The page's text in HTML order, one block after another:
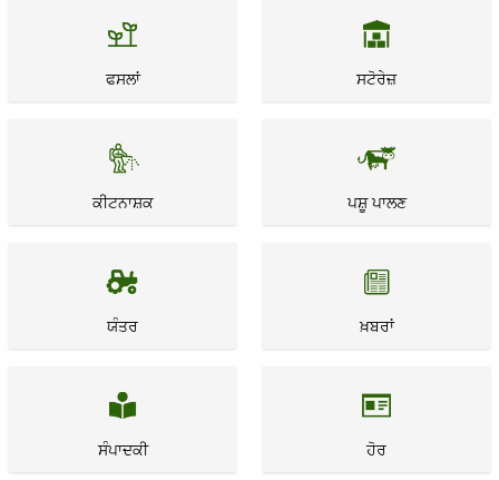
ਫਸਲਾਂ ਸਟੋਰੇਜ਼
ਕੀਟਨਾਸ਼ਕ ਪਸ਼ੂ ਪਾਲਣ
ਯੰਤਰ ਖ਼ਬਰਾਂ
ਸੰਪਾਦਕੀ ਹੋਰ